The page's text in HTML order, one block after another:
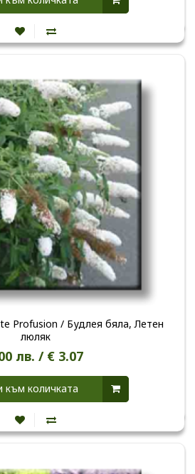
Profusion / Будлея бяла, Летен
люляк
лв. / € 3.07
към количката